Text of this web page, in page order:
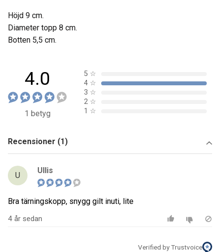
Höjd 9 cm.
Diameter topp 8 cm.
Botten 5,5 cm.
4.0
1 betyg
5 ☆
4 ☆
3 ☆
2 ☆
1 ☆
Recensioner (1)
U
Ullis
Bra tärningskopp, snygg gilt inuti, lite
4 år sedan
Verified by Trustvoice